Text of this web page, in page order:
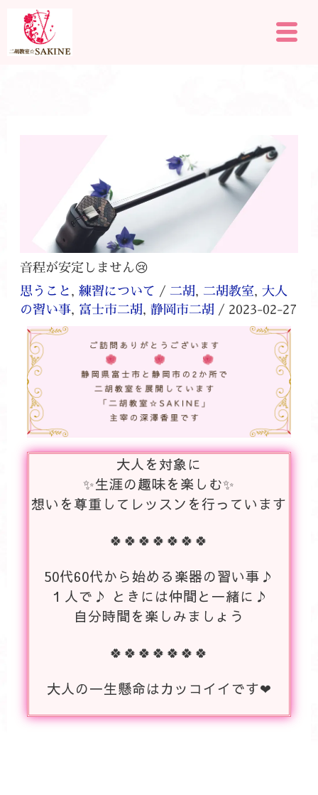
を
メ
ニ
音程が安定しません😢
思うこと, 練習について / 二胡, 二胡教室, 大人
の習い事, 富士市二胡, 静岡市二胡/ 2023-02-27
大人を対象に
✨生涯の趣味を楽しむ✨
想いを尊重してレッスンを行っています
🍀🍀🍀🍀🍀🍀🍀
50代60代から始める楽器の習い事♪
１人で♪ ときには仲間と一緒に♪
自分時間を楽しみましょう
🍀🍀🍀🍀🍀🍀🍀
大人の一生懸命はカッコイイです❤